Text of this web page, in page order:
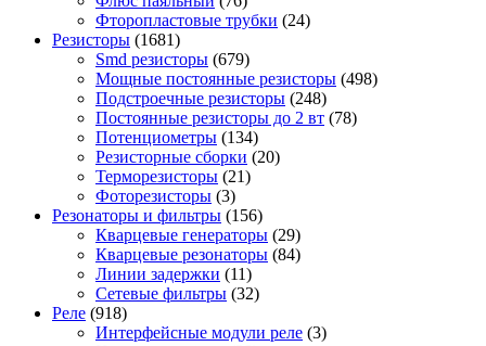
Фторопластовые трубки (24)
Резисторы (1681)
Smd резисторы (679)
Мощные постоянные резисторы (498)
Подстроечные резисторы (248)
Постоянные резисторы до 2 вт (78)
Потенциометры (134)
Резисторные сборки (20)
Терморезисторы (21)
Фоторезисторы (3)
Резонаторы и фильтры (156)
Кварцевые генераторы (29)
Кварцевые резонаторы (84)
Линии задержки (11)
Сетевые фильтры (32)
Реле (918)
Интерфейсные модули реле (3)